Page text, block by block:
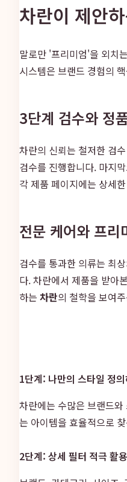
차란이 제안
말로만 '프리미엄'을 외치
시스템은 브랜드 경험의
3단계 검수와 정
차란의 신뢰는 철저한 검
검수를 진행합니다. 마지
각 제품 페이지에는 상세
전문 케어와 프리
검수를 통과한 의류는 최
다. 차란에서 제품을 받아
하는 차란의 철학을 보여
1단계: 나만의 스타일 정의
차란에는 수많은 브랜드
는 아이템을 효율적으로
2단계: 상세 필터 적극 활